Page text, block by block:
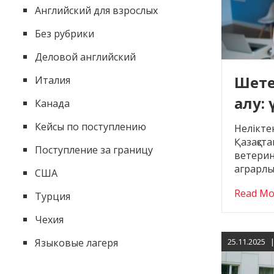
Английский для взрослых
Без рубрики
Деловой английский
Италия
Канада
Кейсы по поступлению
Поступление за границу
США
Турция
Чехия
Языковые лагеря
алу:
құны
Read
25.11.2025